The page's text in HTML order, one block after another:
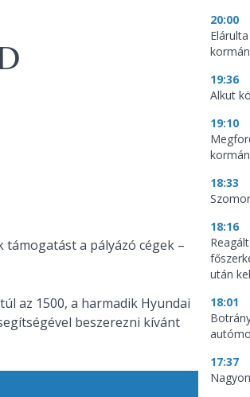
a pályázó cégek –
az 1500, a harmadik Hyundai
beszerezni kívánt
20:00
19:36
Alkut
19:10
18:33
18:16
után
18:01
17:37